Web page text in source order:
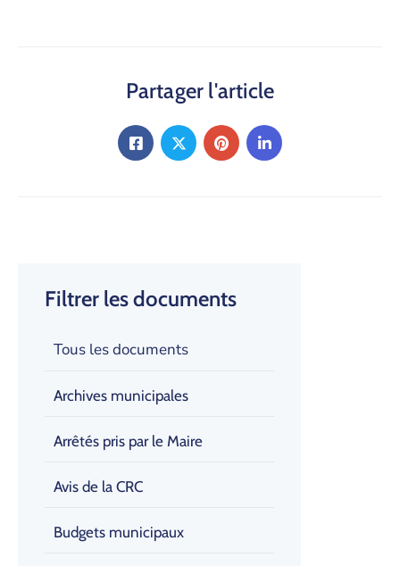
Filtrer les documents
Tous les documents
Archives municipales
Arrêtés pris par le Maire
Avis de la CRC
Budgets municipaux
Partager l'article